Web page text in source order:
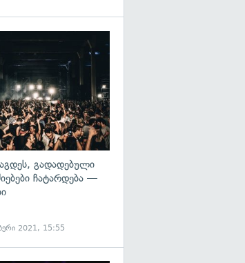
გადადებული
ჩატარდება —
2021, 15:55